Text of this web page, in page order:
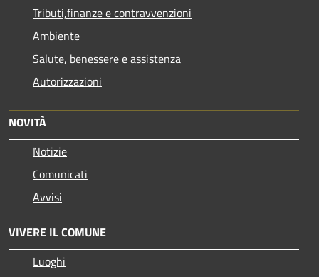
Tributi,finanze e contravvenzioni
Ambiente
Salute, benessere e assistenza
Autorizzazioni
NOVITÀ
Notizie
Comunicati
Avvisi
VIVERE IL COMUNE
Luoghi